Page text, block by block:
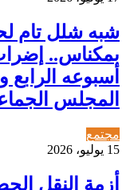
شبه شلل تام
بمكناس..
أسبوعه
المجلس
مجتمع
15 يوليو، 2026
أزمة النقل